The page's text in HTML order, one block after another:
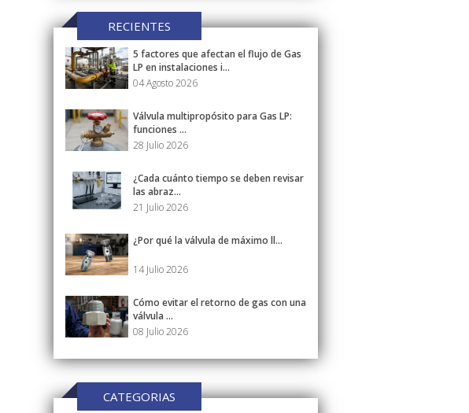
RECIENTES
5 factores que afectan el flujo de Gas
LP en instalaciones i...
04 Agosto 2026
Válvula multipropósito para Gas LP:
funciones ...
28 Julio 2026
¿Cada cuánto tiempo se deben revisar
las abraz...
21 Julio 2026
¿Por qué la válvula de máximo ll...
14 Julio 2026
Cómo evitar el retorno de gas con una
válvula ...
08 Julio 2026
CATEGORIAS